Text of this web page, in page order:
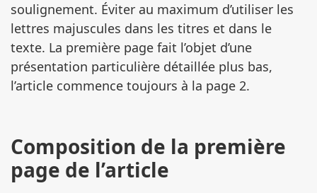
soulignement. Éviter au maximum d’utiliser les
lettres majuscules dans les titres et dans le
texte. La première page fait l’objet d’une
présentation particulière détaillée plus bas,
l’article commence toujours à la page 2.
Composition de la première
page de l’article